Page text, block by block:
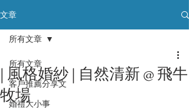
文章
所有文章
客戶推薦分享文
婚禮大小事
所有文章
| 風格婚紗 | 自然清新 @ 飛牛
牧場